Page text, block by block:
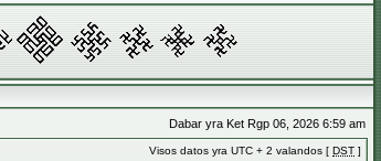
Dabar yra Ket Rgp 06, 2026 6:59 am
Visos datos yra UTC + 2 valandos [ DST ]